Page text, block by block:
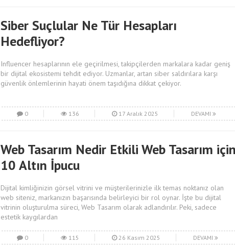
Siber Suçlular Ne Tür Hesapları
Hedefliyor?
Influencer hesaplarının ele geçirilmesi, takipçilerden markalara kadar geniş
bir dijital ekosistemi tehdit ediyor. Uzmanlar, artan siber saldırılara karşı
güvenlik önlemlerinin hayati önem taşıdığına dikkat çekiyor.
0 136 17 Aralık 2025 DEVAMI
Web Tasarım Nedir Etkili Web Tasarım
10 Altın İpucu
Dijital kimliğinizin görsel vitrini ve müşterilerinizle ilk temas noktanız olan
web siteniz, markanızın başarısında belirleyici bir rol oynar. İşte bu dijital
vitrinin oluşturulma süreci, Web Tasarım olarak adlandırılır. Peki, sadece
estetik kaygılardan
0 115 26 Kasım 2025 DEVAMI